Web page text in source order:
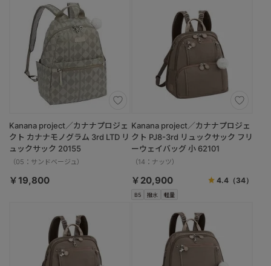
Kanana project／カナナプロジェ
クト カナナモノグラム 3rd LTD リ
ュックサック 20155
（05：サンドベージュ）
￥19,800
B5 撥水 軽量
Kanana project／カナナプロジェ
クト PJ8-3rd リュックサック フリ
ーウェイバッグ 小 62101
（14：ナッツ）
￥20,900 4.4 （34）